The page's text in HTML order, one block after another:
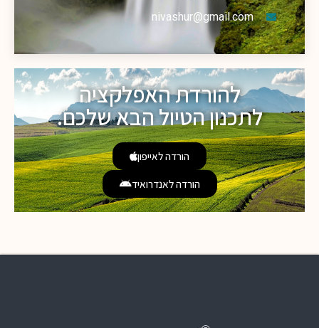
nivashur@gmail.com
להורדת האפלקציה
לתכנון הטיול הבא שלכם.
הורדה לאייפון
הורדה לאנדרואיד